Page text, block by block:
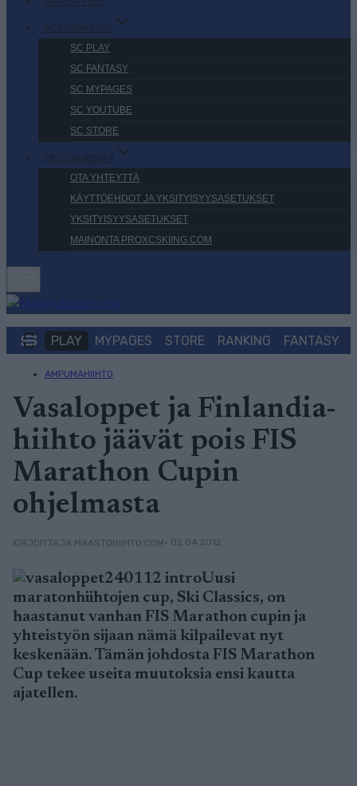
SC COMMUNITY
SC PLAY
SC FANTASY
SC MYPAGES
SC YOUTUBE
SC STORE
TIETOJA MEISTÄ
OTA YHTEYTTÄ
KÄYTTÖEHDOT JA YKSITYISYYSASETUKSET
YKSITYISYYSASETUKSET
MAINONTA PROXCSKIING.COM
PLAY MYPAGES STORE RANKING FANTASY
AMPUMAHIIHTO
Vasaloppet ja Finlandia-
hiihto jäävät pois FIS
Marathon Cupin
ohjelmasta
KIRJOITTAJA MAASTOHIIHTO.COM• 02.04.2012
Uusi
maratonhiihtojen cup, Ski Classics, on
haastanut vanhan FIS Marathon cupin ja
yhteistyön sijaan nämä kilpailevat nyt
keskenään. Tämän johdosta FIS Marathon
Cup tekee useita muutoksia ensi kautta
ajatellen.